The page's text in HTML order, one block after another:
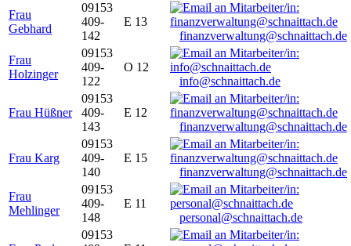
Frau
Gebhard
09153
409-
142
E 13
finanzverwaltung@schnaittach.de
Frau
Holzinger
09153
409-
122
O 12
info@schnaittach.de
Frau Hüßner
09153
409-
143
E 12
finanzverwaltung@schnaittach.de
Frau Karg
09153
409-
140
E 15
finanzverwaltung@schnaittach.de
Frau
Mehlinger
09153
409-
148
E 11
personal@schnaittach.de
09153